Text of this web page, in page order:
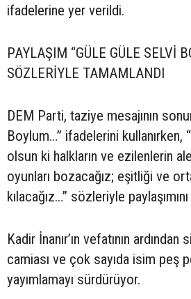
ifadelerine yer verildi.
PAYLAŞIM “GÜLE GÜLE SELVİ
SÖZLERİYLE TAMAMLANDI
DEM Parti, taziye mesajının
Boylum…” ifadelerini kullanırken,
olsun ki halkların ve ezilenlerin
oyunları bozacağız; eşitliği ve
kılacağız…” sözleriyle
Kadir İnanır’ın vefatının
camiası ve çok sayıda isim peş
yayımlamayı sürdürüyor.